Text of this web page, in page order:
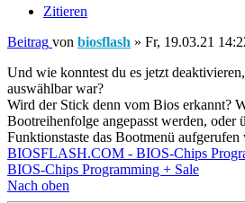
Zitieren
Beitrag von biosflash » Fr, 19.03.21
Und wie konntest du es jetzt
auswählbar war?
Wird der Stick denn vom Bios erkannt?
Bootreihenfolge angepasst werden, oder
Funktionstaste das Bootmenü aufgerufen
BIOSFLASH.COM - BIOS-Chips
BIOS-Chips Programming + Sale
Nach oben